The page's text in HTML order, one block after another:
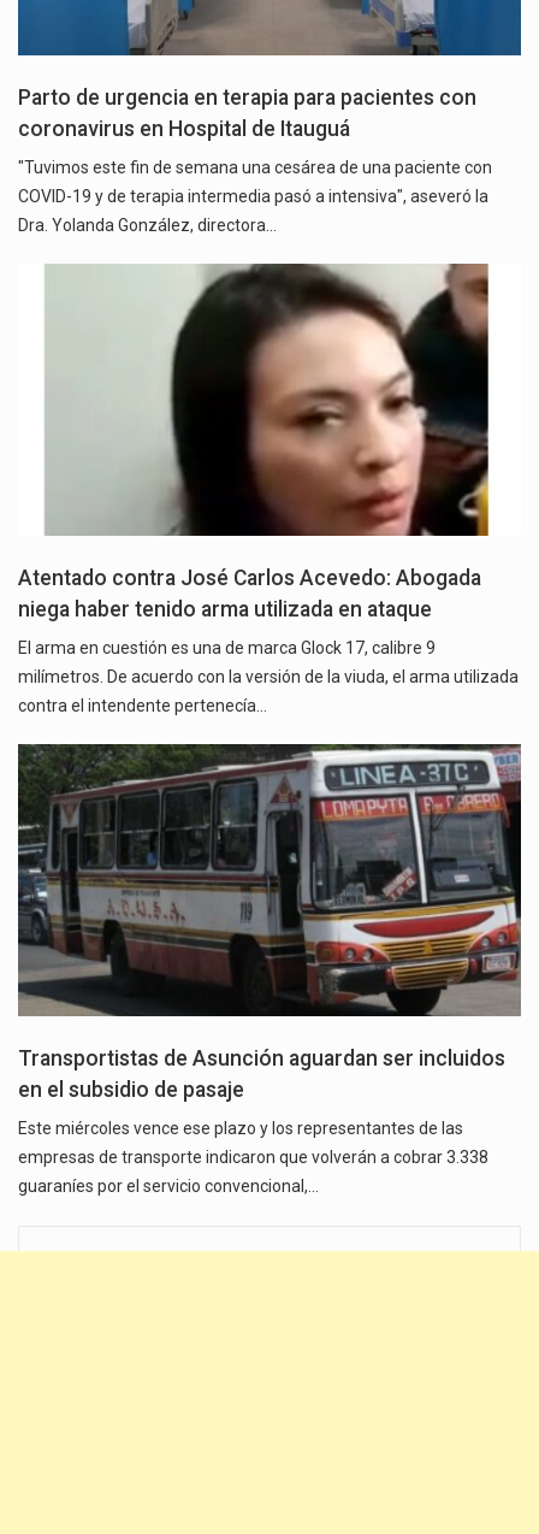
Parto de urgencia en terapia para pacientes con
coronavirus en Hospital de Itauguá
"Tuvimos este fin de semana una cesárea de una paciente con
COVID-19 y de terapia intermedia pasó a intensiva", aseveró la
Dra. Yolanda González, directora…
Atentado contra José Carlos Acevedo: Abogada
niega haber tenido arma utilizada en ataque
El arma en cuestión es una de marca Glock 17, calibre 9
milímetros. De acuerdo con la versión de la viuda, el arma utilizada
contra el intendente pertenecía…
Transportistas de Asunción aguardan ser incluidos
en el subsidio de pasaje
Este miércoles vence ese plazo y los representantes de las
empresas de transporte indicaron que volverán a cobrar 3.338
guaraníes por el servicio convencional,…